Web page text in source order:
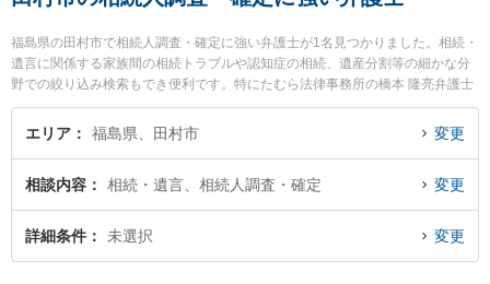
福島県の田村市で相続人調査・確定に強い弁護士が1名見つかりました。相続・
遺言に関係する家族間の相続トラブルや認知症の相続、遺産分割等の細かな分
野での絞り込み検索もでき便利です。特にたむら法律事務所の橋本 隆亮弁護士
のプロフィール情報や弁護士費用、強みなどが注目されています。『田村市で
土日や夜間に発生した相続人調査・確定のトラブルを今すぐに弁護士に相談し
に相談予約したい』などでお困りの相談者さんにおすすめです。
エリア 福島県、田村市 変更
相談内容 相続・遺言、相続人調査・確定 変更
詳細条件 未選択 変更